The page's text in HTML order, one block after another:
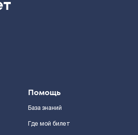
Помощь
База знаний
Где мой билет